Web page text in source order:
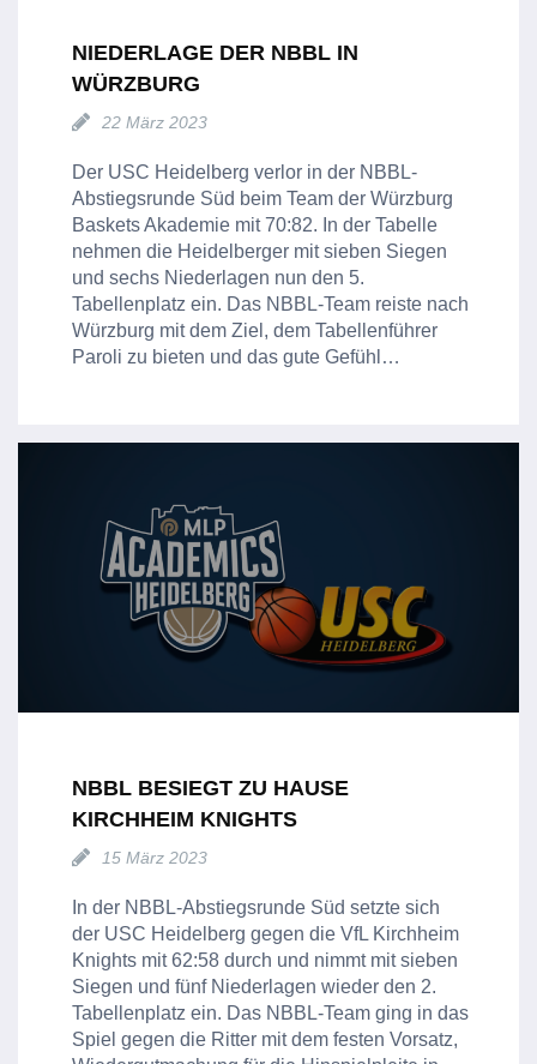
NIEDERLAGE DER NBBL IN
WÜRZBURG
22 März 2023
Der USC Heidelberg verlor in der NBBL-
Abstiegsrunde Süd beim Team der Würzburg
Baskets Akademie mit 70:82. In der Tabelle
nehmen die Heidelberger mit sieben Siegen
und sechs Niederlagen nun den 5.
Tabellenplatz ein. Das NBBL-Team reiste nach
Würzburg mit dem Ziel, dem Tabellenführer
Paroli zu bieten und das gute Gefühl…
NBBL BESIEGT ZU HAUSE
KIRCHHEIM KNIGHTS
15 März 2023
In der NBBL-Abstiegsrunde Süd setzte sich
der USC Heidelberg gegen die VfL Kirchheim
Knights mit 62:58 durch und nimmt mit sieben
Siegen und fünf Niederlagen wieder den 2.
Tabellenplatz ein. Das NBBL-Team ging in das
Spiel gegen die Ritter mit dem festen Vorsatz,